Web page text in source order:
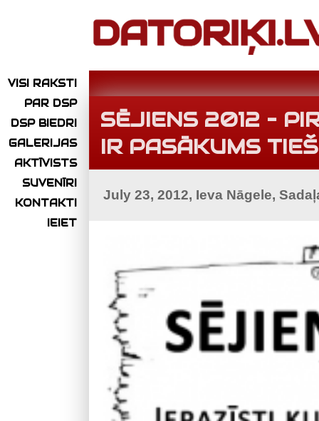
VISI RAKSTI
PAR DSP
DSP BIEDRI
GALERIJAS
AKTĪVISTS
SUVENĪRI
KONTAKTI
IEIET
SĒJIENS 2012 –
IR PASĀKUMS
July 23, 2012, Ieva Nāgele,